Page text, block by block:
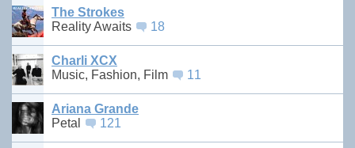
The Strokes
Reality Awaits
18
Charli XCX
Music, Fashion, Film
11
Ariana Grande
Petal
121